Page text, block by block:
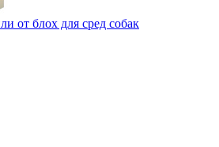
от блох для сред собак